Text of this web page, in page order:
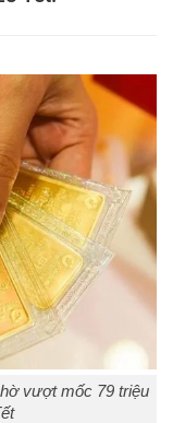
vượt mốc 79 triệu